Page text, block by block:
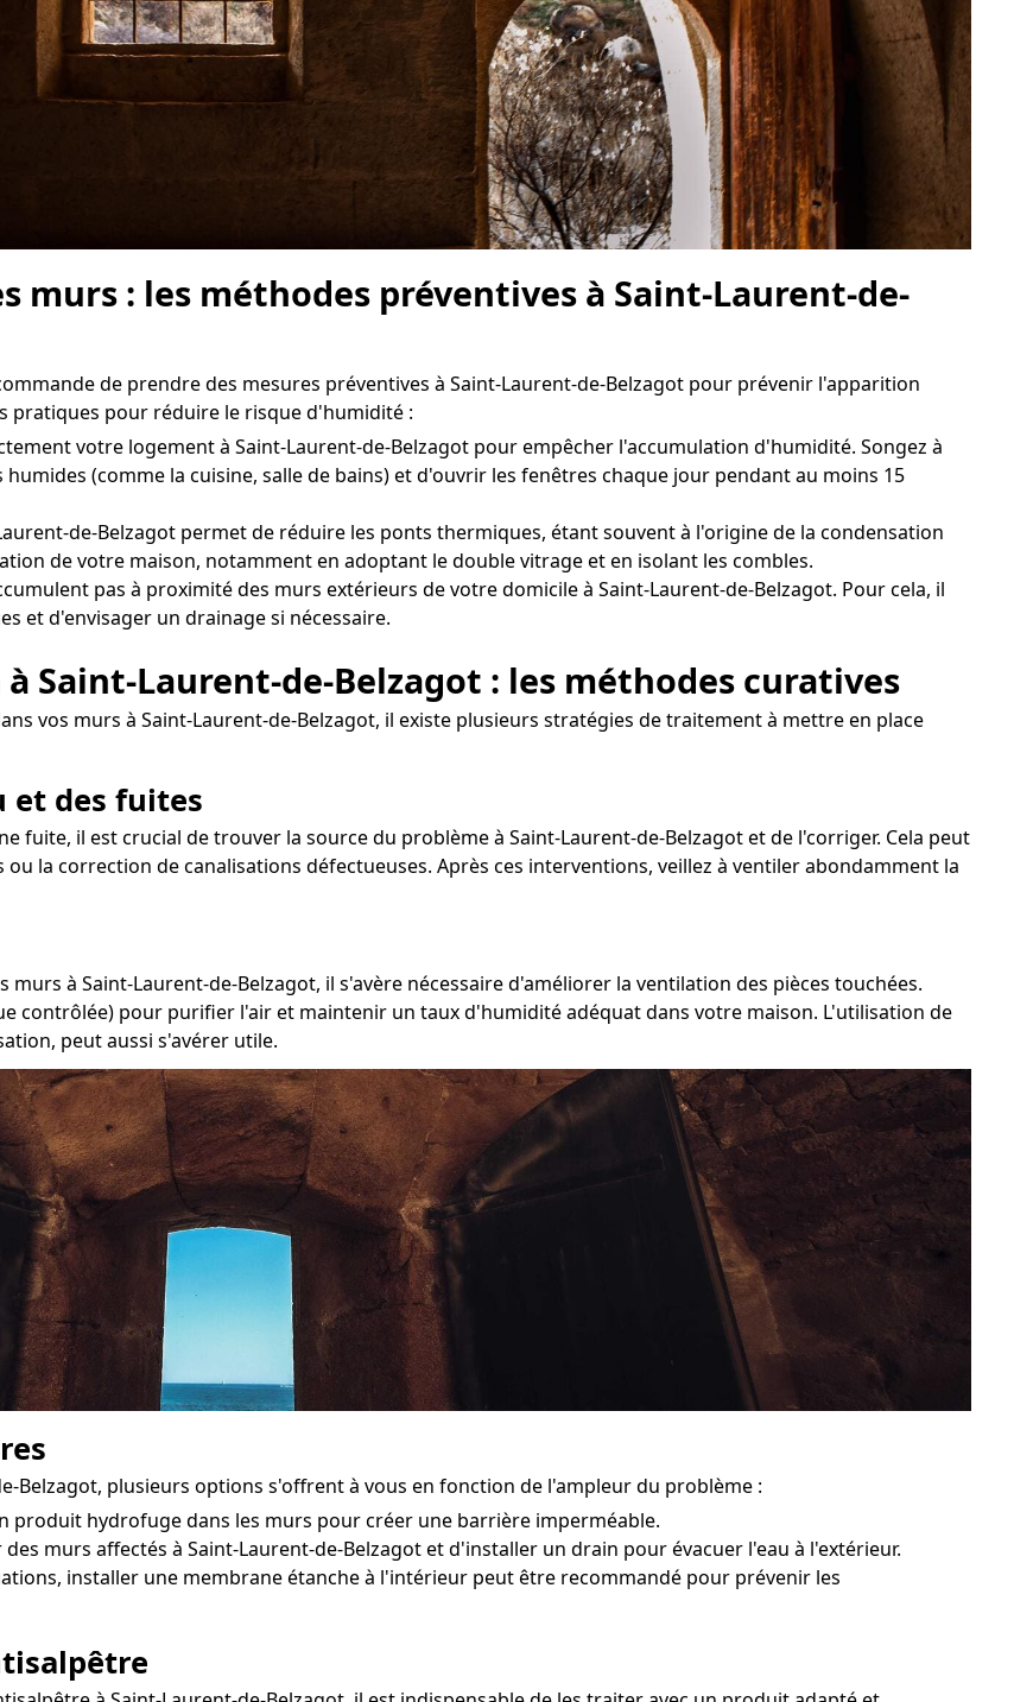
: les méthodes préventives à Saint-Laurent-de-
de prendre des mesures préventives à Saint-Laurent-de-Belzagot pour prévenir l'apparition
pratiques pour réduire le risque d'humidité :
votre logement à Saint-Laurent-de-Belzagot pour empêcher l'accumulation d'humidité. Songez à
(comme la cuisine, salle de bains) et d'ouvrir les fenêtres chaque jour pendant au moins 15
de-Belzagot permet de réduire les ponts thermiques, étant souvent à l'origine de la condensation
de votre maison, notamment en adoptant le double vitrage et en isolant les combles.
pas à proximité des murs extérieurs de votre domicile à Saint-Laurent-de-Belzagot. Pour cela, il
et d'envisager un drainage si nécessaire.
Saint-Laurent-de-Belzagot : les méthodes curatives
vos murs à Saint-Laurent-de-Belzagot, il existe plusieurs stratégies de traitement à mettre en place
et des fuites
fuite, il est crucial de trouver la source du problème à Saint-Laurent-de-Belzagot et de l'corriger. Cela peut
la correction de canalisations défectueuses. Après ces interventions, veillez à ventiler abondamment la
à Saint-Laurent-de-Belzagot, il s'avère nécessaire d'améliorer la ventilation des pièces touchées.
contrôlée) pour purifier l'air et maintenir un taux d'humidité adéquat dans votre maison. L'utilisation de
peut aussi s'avérer utile.
Belzagot, plusieurs options s'offrent à vous en fonction de l'ampleur du problème :
produit hydrofuge dans les murs pour créer une barrière imperméable.
murs affectés à Saint-Laurent-de-Belzagot et d'installer un drain pour évacuer l'eau à l'extérieur.
installer une membrane étanche à l'intérieur peut être recommandé pour prévenir les